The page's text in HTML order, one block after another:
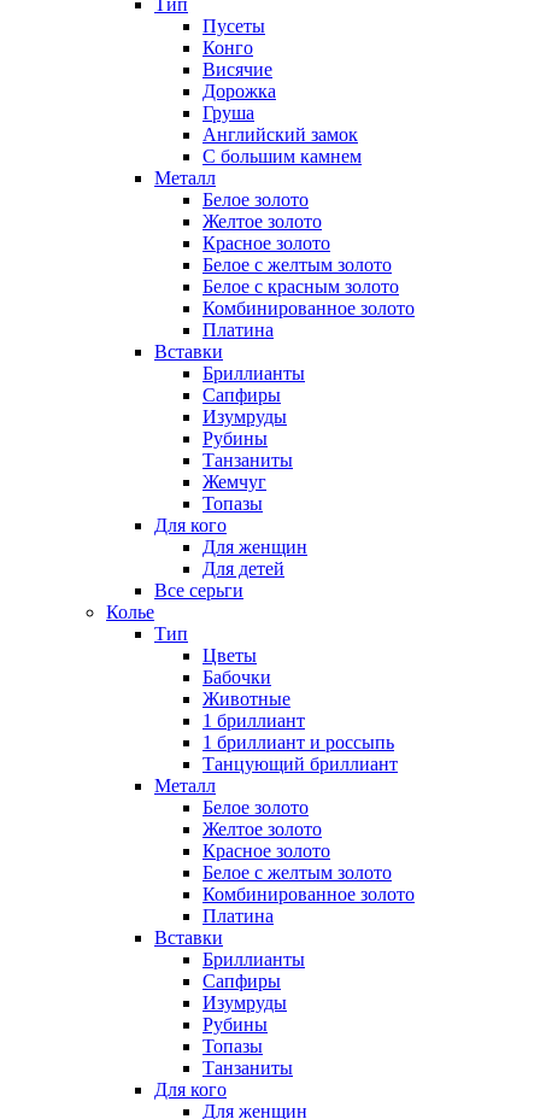
Тип
Пусеты
Конго
Висячие
Дорожка
Груша
Английский замок
С большим камнем
Металл
Белое золото
Желтое золото
Красное золото
Белое с желтым золото
Белое с красным золото
Комбинированное золото
Платина
Вставки
Бриллианты
Сапфиры
Изумруды
Рубины
Танзаниты
Жемчуг
Топазы
Для кого
Для женщин
Для детей
Все серьги
Колье
Тип
Цветы
Бабочки
Животные
1 бриллиант
1 бриллиант и россыпь
Танцующий бриллиант
Металл
Белое золото
Желтое золото
Красное золото
Белое с желтым золото
Комбинированное золото
Платина
Вставки
Бриллианты
Сапфиры
Изумруды
Рубины
Топазы
Танзаниты
Для кого
Для женщин